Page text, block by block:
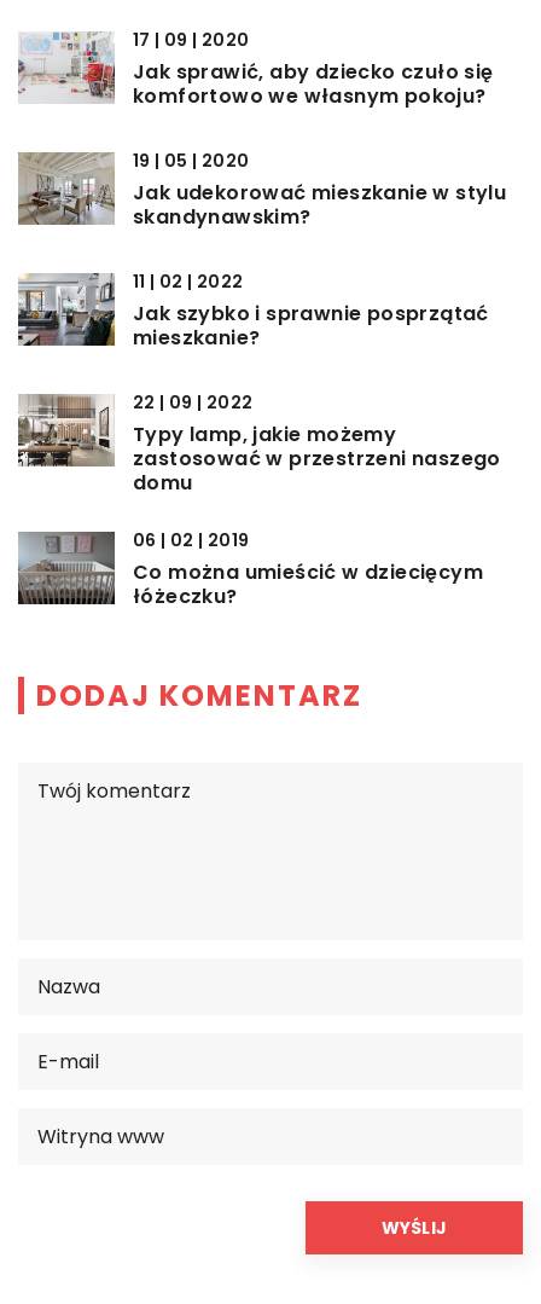
17 | 09 | 2020
Jak sprawić, aby dziecko czuło się
komfortowo we własnym pokoju?
19 | 05 | 2020
Jak udekorować mieszkanie w stylu
skandynawskim?
11 | 02 | 2022
Jak szybko i sprawnie posprzątać
mieszkanie?
22 | 09 | 2022
Typy lamp, jakie możemy
zastosować w przestrzeni naszego
domu
06 | 02 | 2019
Co można umieścić w dziecięcym
łóżeczku?
DODAJ KOMENTARZ